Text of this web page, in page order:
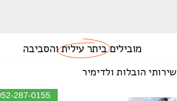
מוביליםביתר עיליתוהסביבה
שירותי הובלות ולדימיר
287-0155